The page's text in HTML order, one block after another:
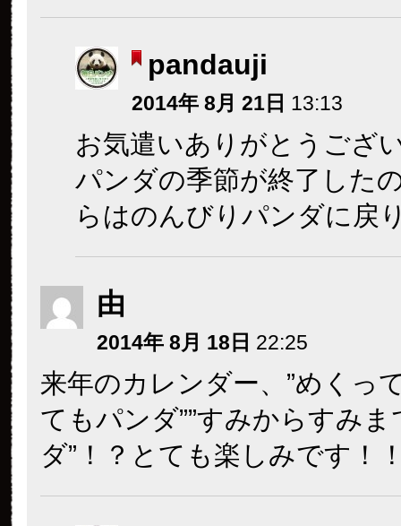
pandauji
2014年 8月 21日 13:13
お気遣いありがとうござ
パンダの季節が終了した
らはのんびりパンダに戻
由
2014年 8月 18日 22:25
来年のカレンダー、”めくっ
てもパンダ””すみからすみま
ダ”！？とても楽しみです！